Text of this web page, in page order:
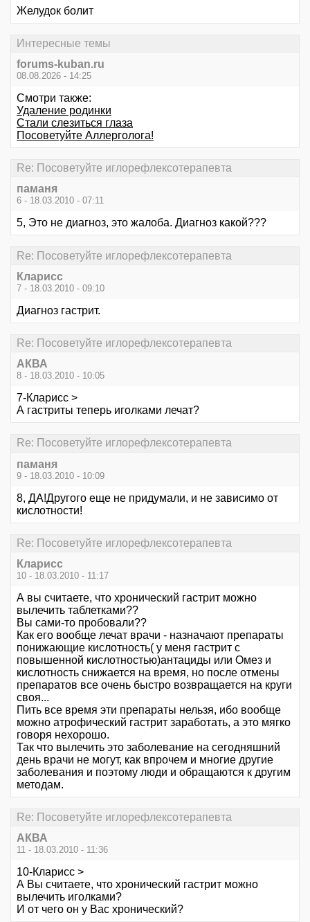
Желудок болит
Интересные темы
forums-kuban.ru
08.08.2026 - 14:25
Смотри также:
Удаление родинки
Стали слезиться глаза
Посоветуйте Аллерголога!
Re: Посоветуйте иглорефлексотерапевта
паманя
6 - 18.03.2010 - 07:11
5, Это не диагноз, это жалоба. Диагноз какой???
Re: Посоветуйте иглорефлексотерапевта
Кларисс
7 - 18.03.2010 - 09:10
Диагноз гастрит.
Re: Посоветуйте иглорефлексотерапевта
АКВА
8 - 18.03.2010 - 10:05
7-Кларисс >
А гастриты теперь иголками лечат?
Re: Посоветуйте иглорефлексотерапевта
паманя
9 - 18.03.2010 - 10:09
8, ДА!Другого еще не придумали, и не зависимо от
кислотности!
Re: Посоветуйте иглорефлексотерапевта
Кларисс
10 - 18.03.2010 - 11:17
А вы считаете, что хронический гастрит можно
вылечить таблетками??
Вы сами-то пробовали??
Как его вообще лечат врачи - назначают препараты
понижающие кислотность( у меня гастрит с
повышенной кислотностью)антациды или Омез и
кислотность снижается на время, но после отмены
препаратов все очень быстро возвращается на круги
своя...
Пить все время эти препараты нельзя, ибо вообще
можно атрофический гастрит заработать, а это мягко
говоря нехорошо.
Так что вылечить это заболевание на сегодняшний
день врачи не могут, как впрочем и многие другие
заболевания и поэтому люди и обращаются к другим
методам.
Re: Посоветуйте иглорефлексотерапевта
АКВА
11 - 18.03.2010 - 11:36
10-Кларисс >
А Вы считаете, что хронический гастрит можно
вылечить иголками?
И от чего он у Вас хронический?